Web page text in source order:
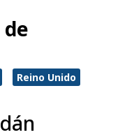
Reino Unido